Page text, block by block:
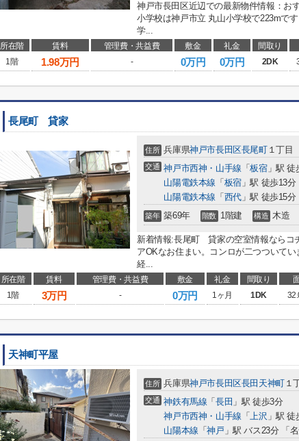
神戸市長田区近辺での最新物件情報：
小学校は神戸市立 丸山小学校で223mで
学...
所在階 賃料 管理費・共益費 敷金 礼金 間取り
1階
1.98万円 - 0万円 0万円 2DK
長尾町 貸家
住所 兵庫県神戸市長田区長尾町１丁目
交通 神戸市西神・山手線 「板宿」駅 徒
山陽電鉄本線 「 板宿」駅 徒歩13分
山陽電鉄本線 「 西代」駅 徒歩15分
築年 築69年 階数 1階建 構造 木造
新着情報:長尾町 貸家の空室情報ならコ
アOKなお住まい。コンロが二つついてい
経...
所在階 賃料 管理費・共益費 敷金 礼金 間取り
1階
3万円 - 0万円 1ヶ月 1DK
天神町平屋
住所 兵庫県神戸市長田区長田天神町１
交通 神鉄有馬線 「 長田 」駅 徒歩3分
神戸市西神・山手線 「上沢 」駅 徒
山陽本線 「神戸 」駅 バス23分 「